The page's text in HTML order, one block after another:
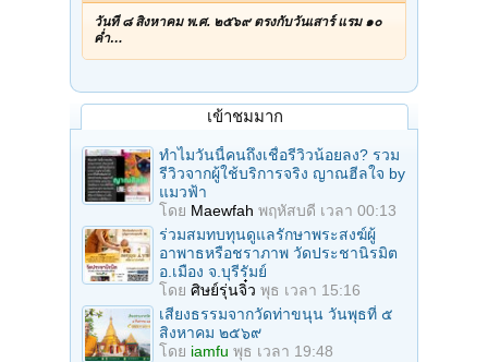
วันที่ ๘ สิงหาคม พ.ศ. ๒๕๖๙ ตรงกับวันเสาร์ แรม ๑๐
ค่ำ…
เข้าชมมาก
ทำไมวันนี้คนถึงเชื่อรีวิวน้อยลง? รวม
รีวิวจากผู้ใช้บริการจริง ญาณฮีลใจ by
แมวฟ้า
โดย Maewfah พฤหัสบดี เวลา 00:13
ร่วมสมทบทุนดูแลรักษาพระสงฆ์ผู้
อาพาธหรือชราภาพ วัดประชานิรมิต
อ.เมือง จ.บุรีรัมย์
โดย ศิษย์รุ่นจิ๋ว พุธ เวลา 15:16
เสียงธรรมจากวัดท่าขนุน วันพุธที่ ๕
สิงหาคม ๒๕๖๙
โดย iamfu พุธ เวลา 19:48